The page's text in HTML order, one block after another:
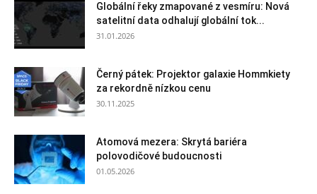
Globální řeky zmapované z vesmíru: Nová
satelitní data odhalují globální tok...
31.01.2026
Černý pátek: Projektor galaxie Hommkiety
za rekordně nízkou cenu
30.11.2025
Atomová mezera: Skrytá bariéra
polovodičové budoucnosti
01.05.2026